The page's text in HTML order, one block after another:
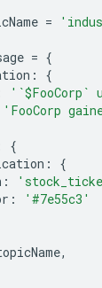
=
= {
:
{
'`$FooCorp`
'FooCorp
{
:
{
:
:
'#7e55c3'
,